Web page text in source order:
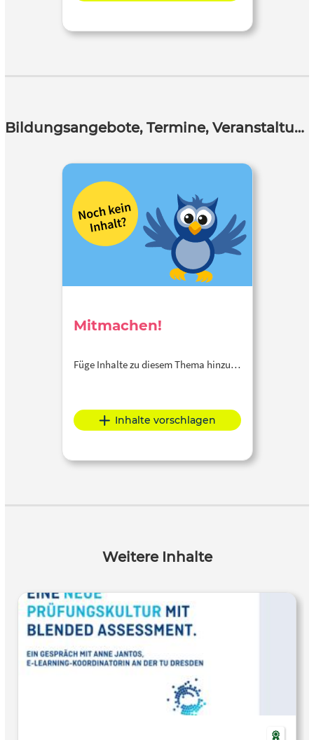
Bildungsangebote, Termine, Veranstaltungen
Mitmachen!
Füge Inhalte zu diesem Thema hinzu…
Inhalte vorschlagen
Weitere Inhalte